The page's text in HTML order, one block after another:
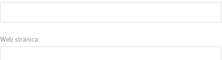
Web stranica